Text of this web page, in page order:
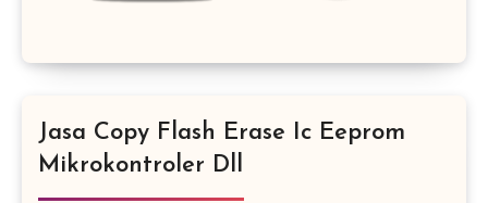
Jasa Copy Flash Erase Ic Eeprom
Mikrokontroler Dll